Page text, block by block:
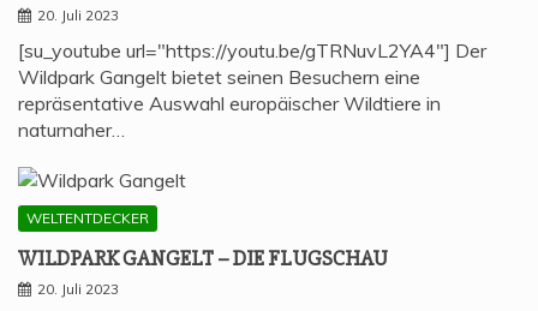
20. Juli 2023
[su_youtube url="https://youtu.be/gTRNuvL2YA4"] Der
Wildpark Gangelt bietet seinen Besuchern eine
repräsentative Auswahl europäischer Wildtiere in
naturnaher…
WELTENTDECKER
WILD­PARK GAN­GELT – DIE FLUGSCHAU
20. Juli 2023